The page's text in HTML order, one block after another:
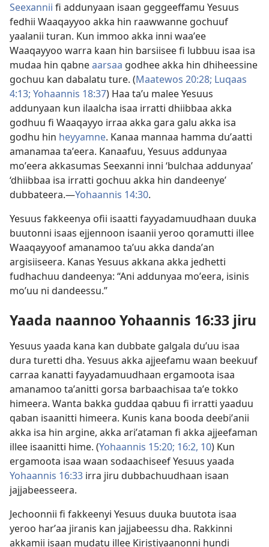
Seexannii fi addunyaan isaan geggeeffamu Yesuus
fedhii Waaqayyoo akka hin raawwanne gochuuf
yaalanii turan. Kun immoo akka inni waaʼee
Waaqayyoo warra kaan hin barsiisee fi lubbuu isaa isa
mudaa hin qabneaarsaa godhee akka hin dhiheessine
gochuu kan dabalatu ture. (Maatewos 20:28; Luqaas
4:13; Yohaannis 18:37) Haa taʼu malee Yesuus
addunyaan kun ilaalcha isaa irratti dhiibbaa akka
godhuu fi Waaqayyo irraa akka gara galu akka isa
godhu hin heyyamne. Kanaa mannaa hamma duʼaatti
amanamaa taʼeera. Kanaafuu, Yesuus addunyaa
moʼeera akkasumas Seexanni inni ‘bulchaa addunyaaʼ
‘dhiibbaa isa irratti gochuu akka hin dandeenyeʼ
dubbateera.—Yohaannis 14:30.
Yesuus fakkeenya ofii isaatti fayyadamuudhaan duuka
buutonni isaas ejjennoon isaanii yeroo qoramutti illee
Waaqayyoof amanamoo taʼuu akka dandaʼan
argisiiseera. Kanas Yesuus akkana akka jedhetti
fudhachuu dandeenya: “Ani addunyaa moʼeera, isinis
moʼuu ni dandeessu.”
Yaada naannoo Yohaannis 16:33 jiru
Yesuus yaada kana kan dubbate galgala duʼuu isaa
dura turetti dha. Yesuus akka ajjeefamu waan beekuuf
carraa kanatti fayyadamuudhaan ergamoota isaa
amanamoo taʼanitti gorsa barbaachisaa taʼe tokko
himeera. Wanta bakka guddaa qabuu fi irratti yaaduu
qaban isaanitti himeera. Kunis kana booda deebiʼanii
akka isa hin argine, akka ariʼataman fi akka ajjeefaman
illee isaanitti hime. (Yohaannis 15:20; 16:2, 10) Kun
ergamoota isaa waan sodaachiseef Yesuus yaada
Yohaannis 16:33 irra jiru dubbachuudhaan isaan
jajjabeesseera.
Jechoonnii fi fakkeenyi Yesuus duuka buutota isaa
yeroo harʼaa jiranis kan jajjabeessu dha. Rakkinni
akkamii isaan mudatu illee Kiristiyaanonni hundi